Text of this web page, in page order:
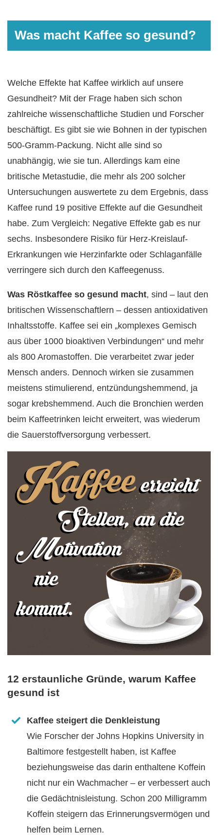
Was macht Kaffee so gesund?
Welche Effekte hat Kaffee wirklich auf unsere
Gesundheit? Mit der Frage haben sich schon
zahlreiche wissenschaftliche Studien und Forscher
beschäftigt. Es gibt sie wie Bohnen in der typischen
500-Gramm-Packung. Nicht alle sind so
unabhängig, wie sie tun. Allerdings kam eine
britische Metastudie, die mehr als 200 solcher
Untersuchungen auswertete zu dem Ergebnis, dass
Kaffee rund 19 positive Effekte auf die Gesundheit
habe. Zum Vergleich: Negative Effekte gab es nur
sechs. Insbesondere Risiko für Herz-Kreislauf-
Erkrankungen wie Herzinfarkte oder Schlaganfälle
verringere sich durch den Kaffeegenuss.
Was Röstkaffee so gesund macht, sind – laut den
britischen Wissenschaftlern – dessen antioxidativen
Inhaltsstoffe. Kaffee sei ein „komplexes Gemisch
aus über 1000 bioaktiven Verbindungen“ und mehr
als 800 Aromastoffen. Die verarbeitet zwar jeder
Mensch anders. Dennoch wirken sie zusammen
meistens stimulierend, entzündungshemmend, ja
sogar krebshemmend. Auch die Bronchien werden
beim Kaffeetrinken leicht erweitert, was wiederum
die Sauerstoffversorgung verbessert.
12 erstaunliche Gründe, warum Kaffee
gesund ist
Kaffee steigert die Denkleistung
Wie Forscher der Johns Hopkins University in
Baltimore festgestellt haben, ist Kaffee
beziehungsweise das darin enthaltene Koffein
nicht nur ein Wachmacher – er verbessert auch
die Gedächtnisleistung. Schon 200 Milligramm
Koffein steigern das Erinnerungsvermögen und
helfen beim Lernen.